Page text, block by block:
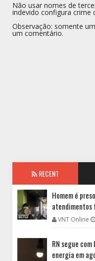
Não usar nomes de
indevido configura crime
Observação: somente
um comentário.
RECENT
Homem é
atendimentos
VNT Online
RN segue
energia em